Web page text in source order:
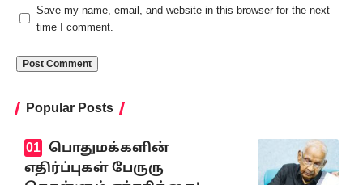
Save my name, email, and website in this browser for the next
time I comment.
Popular Posts
பொதுமக்களின்
எதிர்ப்புகள் பேருரு